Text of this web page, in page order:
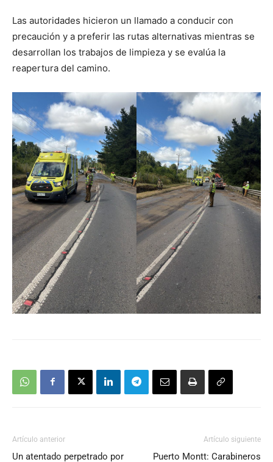
Las autoridades hicieron un llamado a conducir con
precaución y a preferir las rutas alternativas mientras se
desarrollan los trabajos de limpieza y se evalúa la
reapertura del camino.
Artículo anterior
Un atentado perpetrado por
Artículo siguiente
Puerto Montt: Carabineros